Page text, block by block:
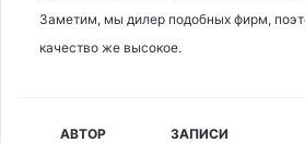
Заметим, мы дилер подобных фирм,
качество же высокое.
АВТОР ЗАПИСИ